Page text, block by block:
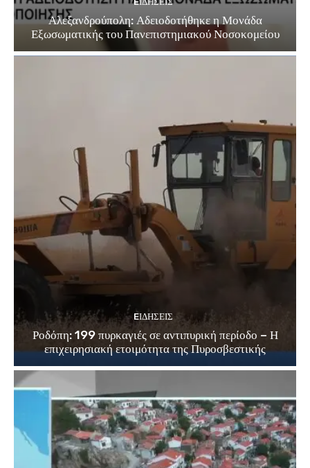
Αλεξανδρούπολη: Αδειοδοτήθηκε η Μονάδα
Εξωσωματικής του Πανεπιστημιακού Νοσοκομείου
EΙΔΗΣΕΙΣ
Ροδόπη: 199 πυρκαγιές σε αντιπυρική περίοδο – Η
επιχειρησιακή ετοιμότητα της Πυροσβεστικής